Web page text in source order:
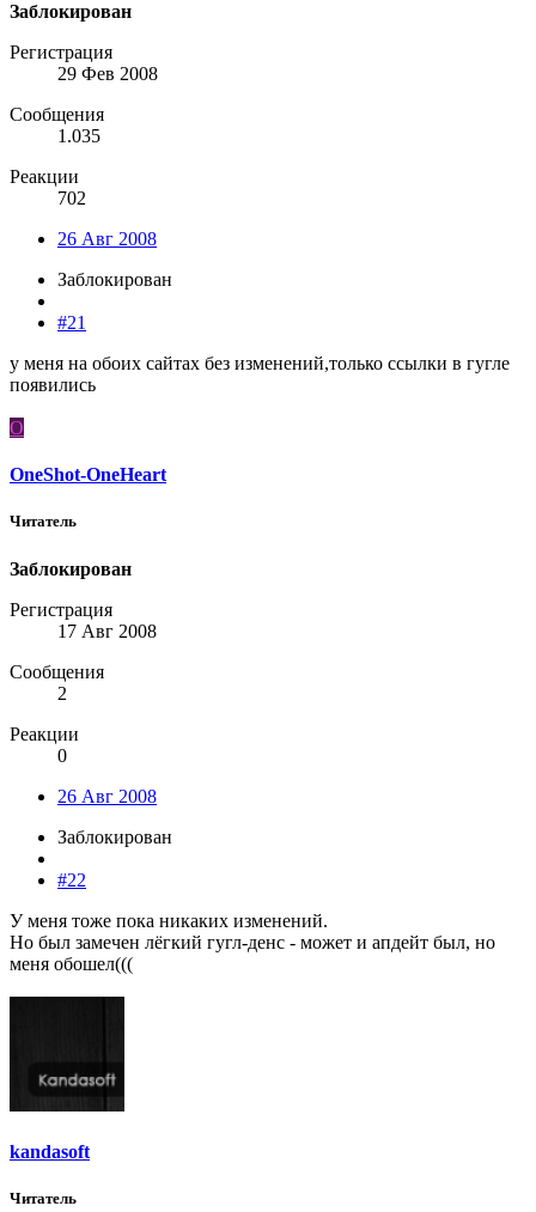
Заблокирован
Регистрация
29 Фев 2008
Сообщения
1.035
Реакции
702
26 Авг 2008
Заблокирован
#21
у меня на обоих сайтах без изменений,только ссылки в гугле
появились
O
OneShot-OneHeart
Читатель
Заблокирован
Регистрация
17 Авг 2008
Сообщения
2
Реакции
0
26 Авг 2008
Заблокирован
#22
У меня тоже пока никаких изменений.
Но был замечен лёгкий гугл-денс - может и апдейт был, но
меня обошел(((
kandasoft
Читатель